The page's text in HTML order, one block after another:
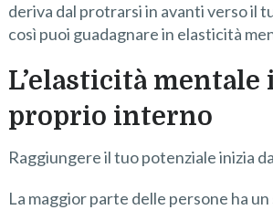
deriva dal protrarsi in avanti verso il
così puoi guadagnare in elasticità
L’elasticità mentale
proprio interno
Raggiungere il tuo potenziale inizia
La maggior parte delle persone ha